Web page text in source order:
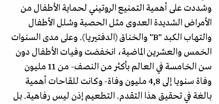
وشددت على أهمية التمنيع الروتيني لحماية الأطفال من
الأمراض الشديدة العدوى مثل الحصبة وشلل الأطفال
والتهاب الكبد "B" والخناق (الدفتيريا). وعلى مدى السنوات
الخمس والعشرين الماضية، انخفضت وفيات الأطفال دون
سن الخامسة في العالم بأكثر من النصف- من 11 مليون
وفاة سنويا إلى 4,8 مليون وفاة- وكانت للقاحات أهمية
بالغة في تحقيق هذا التقدم. التطعيم إذن ليس رفاهية. بل